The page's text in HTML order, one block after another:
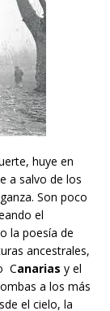
huye en
a salvo de los
Son poco
el
la poesía de
ancestrales,
Canarias y el
a los más
el cielo, la